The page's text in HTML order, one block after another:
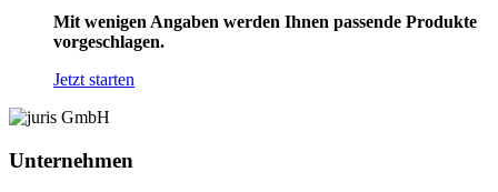
Mit wenigen Angaben werden Ihnen passende Produkte
vorgeschlagen.
Jetzt starten
Unternehmen